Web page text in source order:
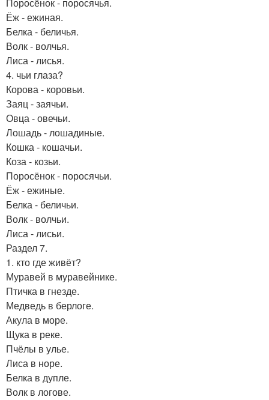
Ёж - ежиная.
Белка - беличья.
Волк - волчья.
Лиса - лисья.
4. чьи глаза?
Корова - коровьи.
Заяц - заячьи.
Овца - овечьи.
Лошадь - лошадиные.
Кошка - кошачьи.
Коза - козьи.
Поросёнок - поросячьи.
Ёж - ежиные.
Белка - беличьи.
Волк - волчьи.
Лиса - лисьи.
Раздел 7.
1. кто где живёт?
Муравей в муравейнике.
Птичка в гнезде.
Медведь в берлоге.
Акула в море.
Щука в реке.
Пчёлы в улье.
Лиса в норе.
Белка в дупле.
Волк в логове.